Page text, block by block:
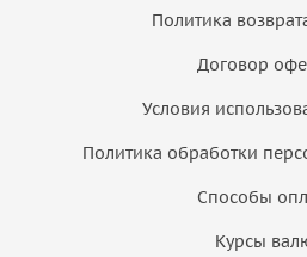
Политика
Договор
Условия
Политика обработки
Способы
Курсы